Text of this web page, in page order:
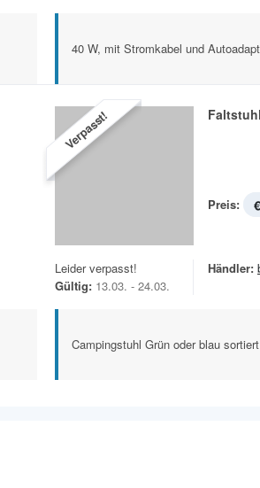
40 W, mit Stromkabel und
Verpasst! Faltstuhl
Preis:
Leider verpasst!
Gültig: 13.03. - 24.03.
Händler:
Campingstuhl Grün oder blau sortiert